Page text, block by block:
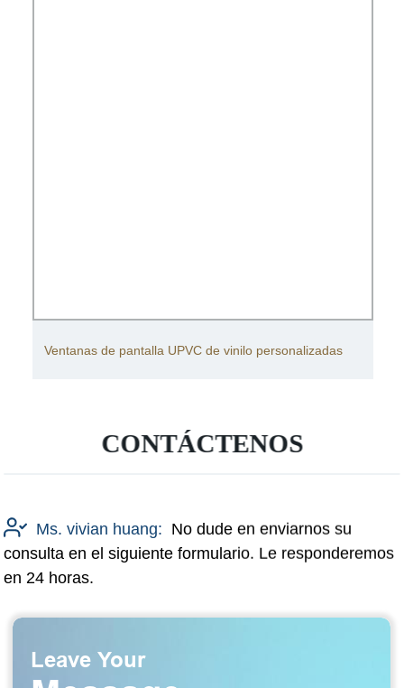
Ventanas de pantalla UPVC de vinilo personalizadas
CONTÁCTENOS
Ms. vivian huang: No dude en enviarnos su
consulta en el siguiente formulario. Le responderemos
en 24 horas.